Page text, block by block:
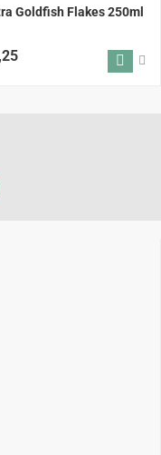
Goldfish Flakes 250ml